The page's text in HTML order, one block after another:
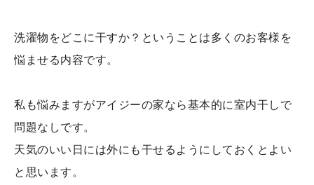
洗濯物をどこに干すか？ということは多くのお客様を
悩ませる内容です。
私も悩みますがアイジーの家なら基本的に室内干しで
問題なしです。
天気のいい日には外にも干せるようにしておくとよい
と思います。